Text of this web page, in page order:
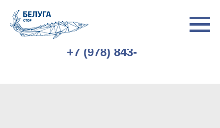
+7 (978) 843-